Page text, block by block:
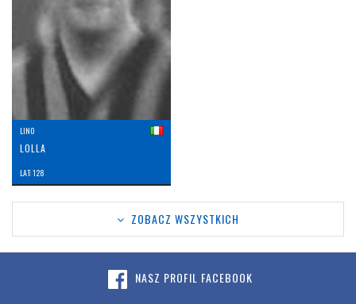
LINO
LOLLA
LAT: 128
ZOBACZ WSZYSTKICH
NASZ PROFIL FACEBOOK